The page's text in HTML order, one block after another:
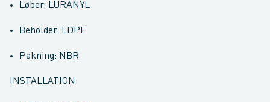
Løber: LURANYL
Beholder: LDPE
Pakning: NBR
INSTALLATION: